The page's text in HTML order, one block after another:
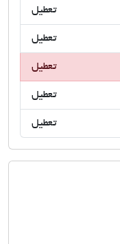
تعطیل
تعطیل
تعطیل
تعطیل
تعطیل